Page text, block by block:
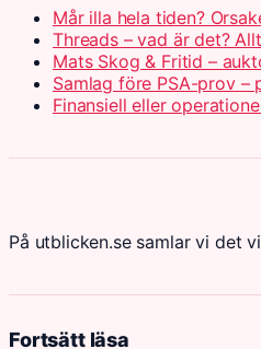
Mår illa hela tiden?
Threads – vad är det?
Mats Skog & Fritid –
Samlag före PSA-prov –
Finansiell eller
På utblicken.se samlar vi det
Fortsätt läsa